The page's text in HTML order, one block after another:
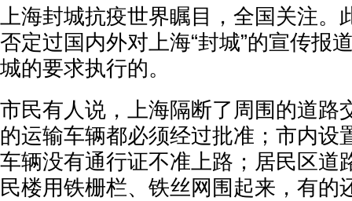
上海封城抗疫世界瞩目，全国关注。
否定过国内外对上海“封城”的宣传报
城的要求执行的。
市民有人说，上海隔断了周围的道路
的运输车辆都必须经过批准；市内设
车辆没有通行证不准上路；居民区道
民楼用铁栅栏、铁丝网围起来，有的